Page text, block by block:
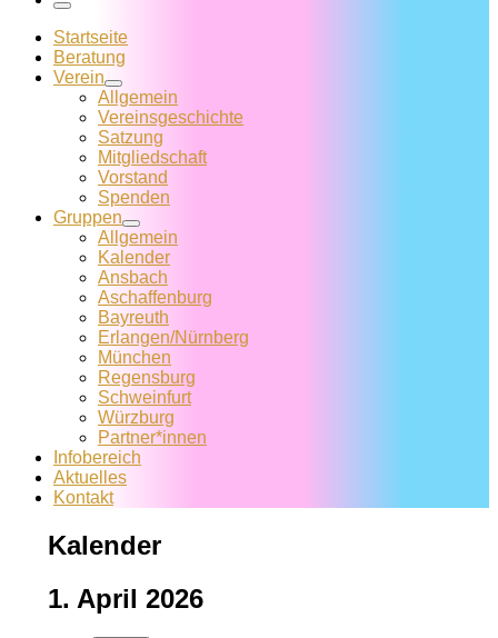
Menü
Startseite
Beratung
Verein
Allgemein
Vereins­geschichte
Satzung
Mitglied­schaft
Vorstand
Spenden
Gruppen
Allgemein
Kalender
Ansbach
Aschaffenburg
Bayreuth
Erlangen/Nürnberg
München
Regensburg
Schweinfurt
Würzburg
Partner*innen
Infobereich
Aktuelles
Kontakt
Kalender
1. April 2026